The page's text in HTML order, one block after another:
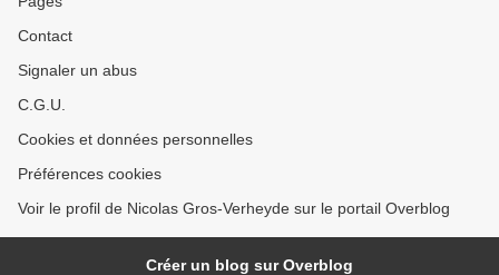
Contact
Signaler un abus
C.G.U.
Cookies et données personnelles
Préférences cookies
Voir le profil de Nicolas Gros-Verheyde sur le portail Overblog
Créer un blog sur Overblog